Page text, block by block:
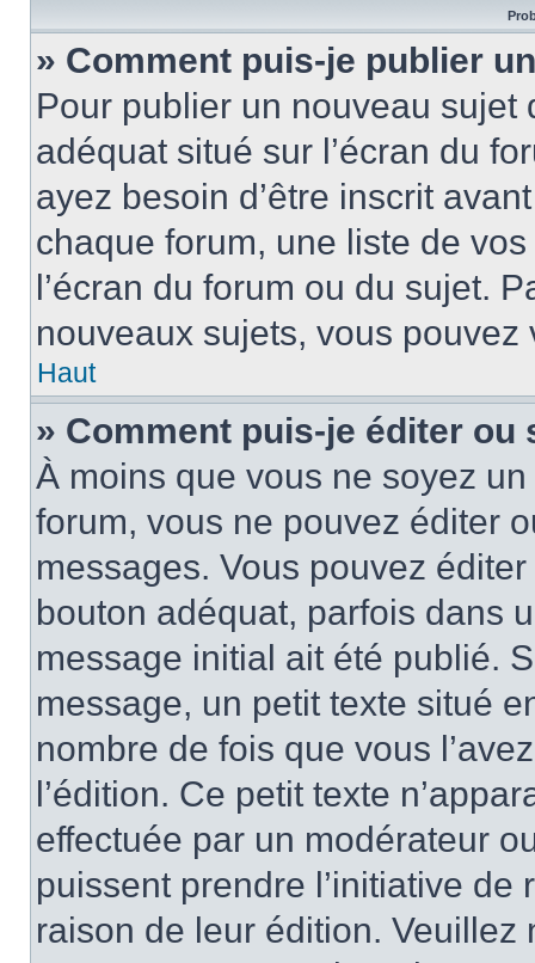
» Comment puis-je publier
Pour publier un nouveau
adéquat situé sur l’écran du
ayez besoin d’être inscrit
chaque forum, une liste de
l’écran du forum ou du sujet.
nouveaux sujets, vous
Haut
» Comment puis-je éditer
À moins que vous ne soyez
forum, vous ne pouvez éditer
messages. Vous pouvez
bouton adéquat, parfois dans
message initial ait été publié.
message, un petit texte situé
nombre de fois que vous
l’édition. Ce petit texte
effectuée par un modérateur
puissent prendre l’initiative
raison de leur édition.